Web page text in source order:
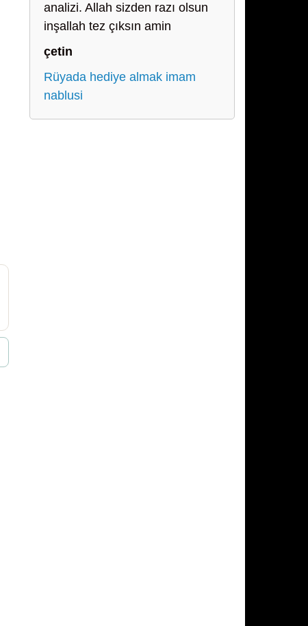
analizi. Allah sizden razı olsun
inşallah tez çıksın amin
çetin
Rüyada hediye almak imam
nablusi